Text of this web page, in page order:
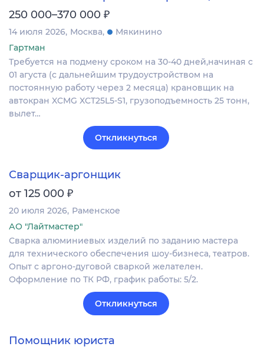
250 000–370 000 ₽
14 июля 2026 Москва
Мякинино
Гартман
Требуется на подмену сроком на 30-40 дней,начиная с
01 агуста (с дальнейшим трудоустройством на
постоянную работу через 2 месяца) крановщик на
автокран XCMG XCT25L5-S1, грузоподъемность 25 тонн,
вылет…
Откликнуться
Сварщик-аргонщик
от 125 000 ₽
20 июля 2026 Раменское
АО "Лайтмастер"
Сварка алюминиевых изделий по заданию мастера
для технического обеспечения шоу-бизнеса, театров.
Опыт с аргоно-дуговой сваркой желателен.
Оформление по ТК РФ, график работы: 5/2.
Откликнуться
Помощник юриста